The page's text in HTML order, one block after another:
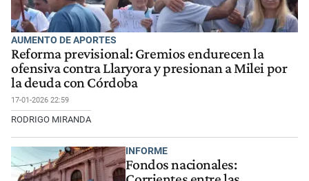
AUMENTO DE APORTES
Reforma previsional: Gremios endurecen la
ofensiva contra Llaryora y presionan a Milei por
la deuda con Córdoba
17-01-2026 22:59
RODRIGO MIRANDA
INFORME
Fondos nacionales: